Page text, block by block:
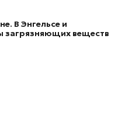
В Энгельсе и
загрязняющих веществ